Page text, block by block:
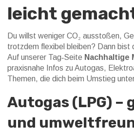
leicht
Du willst weniger CO₂ ausstoßen,
trotzdem flexibel bleiben? Dann bist
Auf unserer Tag‑Seite Nachhaltige
praxisnahe Infos zu Autogas,
Themen, die dich beim Umstieg
Autogas (LPG) –
und